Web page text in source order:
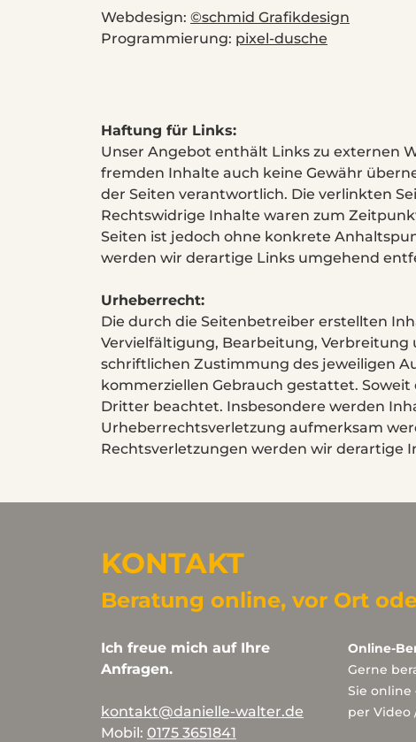
Webdesign: ©schmid Grafikdesign
Programmierung: pixel-dusche
Haftung für Links:
Unser Angebot enthält Links zu externen
fremden Inhalte auch keine Gewähr
der Seiten verantwortlich. Die verlinkten
Rechtswidrige Inhalte waren zum
Seiten ist jedoch ohne konkrete
werden wir derartige Links umgehend
Urheberrecht:
Die durch die Seitenbetreiber erstellten
Vervielfältigung, Bearbeitung,
schriftlichen Zustimmung des jeweiligen
kommerziellen Gebrauch gestattet.
Dritter beachtet. Insbesondere werden
Urheberrechtsverletzung aufmerksam
Rechtsverletzungen werden wir derartige
KONTAKT
Beratung online, vor Ort
Ich freue mich auf Ihre
Anfragen.
kontakt@danielle-walter.de
Mobil: 0175 3651841
Online-
Gerne
Sie online
per Video